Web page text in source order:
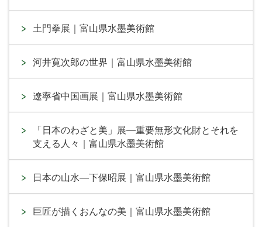
土門拳展｜富山県水墨美術館
河井寛次郎の世界｜富山県水墨美術館
遼寧省中国画展｜富山県水墨美術館
「日本のわざと美」展―重要無形文化財とそれを
支える人々｜富山県水墨美術館
日本の山水―下保昭展｜富山県水墨美術館
巨匠が描くおんなの美｜富山県水墨美術館